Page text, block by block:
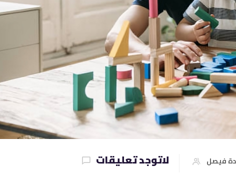
لاتوجد تعليقات فيصل